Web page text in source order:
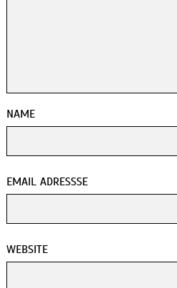
NAME
EMAIL ADRESSSE
WEBSITE